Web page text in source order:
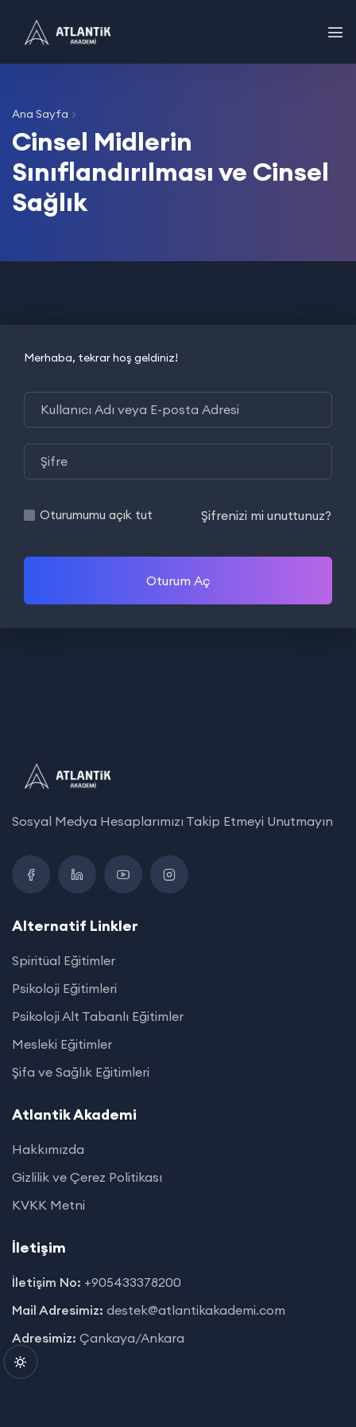
Ana Sayfa
Cinsel Midlerin
Sınıflandırılması ve Cinsel
Sağlık
Merhaba, tekrar hoş geldiniz!
Oturumumu açık tut Şifrenizi mi unuttunuz?
Oturum Aç
Sosyal Medya Hesaplarımızı Takip Etmeyi Unutmayın
Alternatif Linkler
Spiritüal Eğitimler
Psikoloji Eğitimleri
Psikoloji Alt Tabanlı Eğitimler
Mesleki Eğitimler
Şifa ve Sağlık Eğitimleri
Atlantik Akademi
Hakkımızda
Gizlilik ve Çerez Politikası
KVKK Metni
İletişim
İletişim No: +905433378200
Mail Adresimiz: destek@atlantikakademi.com
Adresimiz: Çankaya/Ankara